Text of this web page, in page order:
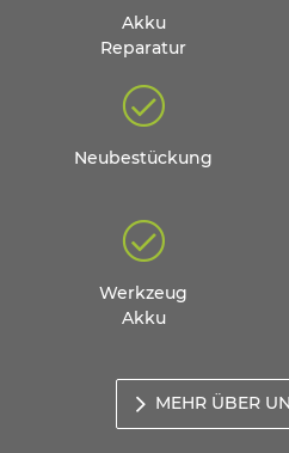
Akku
Reparatur
Neubestückung
Werkzeug
Akku
MEHR ÜBER